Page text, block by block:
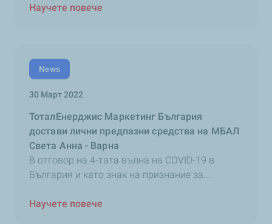
Научете повече
News
30 Март 2022
ТоталЕнерджис Маркетинг България
достави лични предпазни средства на МБАЛ
Света Анна - Варна
В отговор на 4-тата вълна на COVID-19 в
България и като знак на признание за...
Научете повече